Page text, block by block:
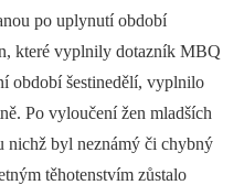
po uplynutí období
které vyplnily dotazník MBQ
období šestinedělí, vyplnilo
Po vyloučení žen mladších
nichž byl neznámý či chybný
těhotenstvím zůstalo